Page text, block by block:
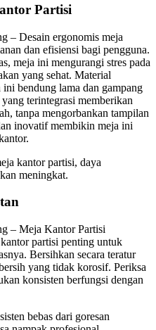
Partisi
– Desain ergonomis meja
dan efisiensi bagi pengguna.
meja ini mengurangi stres pada
yang sehat. Material
bendung lama dan gampang
terintegrasi memberikan
tanpa mengorbankan tampilan
inovatif membikin meja ini
kantor partisi, daya
meningkat.
– Meja Kantor Partisi
partisi penting untuk
Bersihkan secara teratur
yang tidak korosif. Periksa
konsisten berfungsi dengan
bebas dari goresan